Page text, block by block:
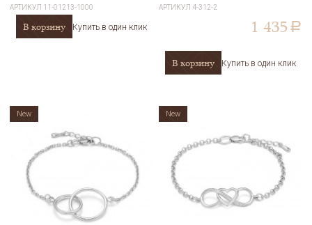
АРТИКУЛ 11-01213-1000
В корзину Купить в один клик
АРТИКУЛ 4-312-2
1 435 a
В корзину Купить в один клик
New New